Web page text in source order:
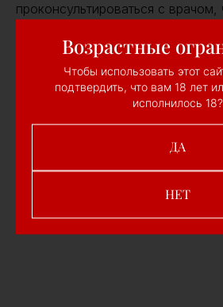
Возрастные
Чтобы использовать этот
подтвердить, что вам 18 лет
исполнилось 18?
ДА
НЕТ
проконсультироваться с
применять.
UPKO